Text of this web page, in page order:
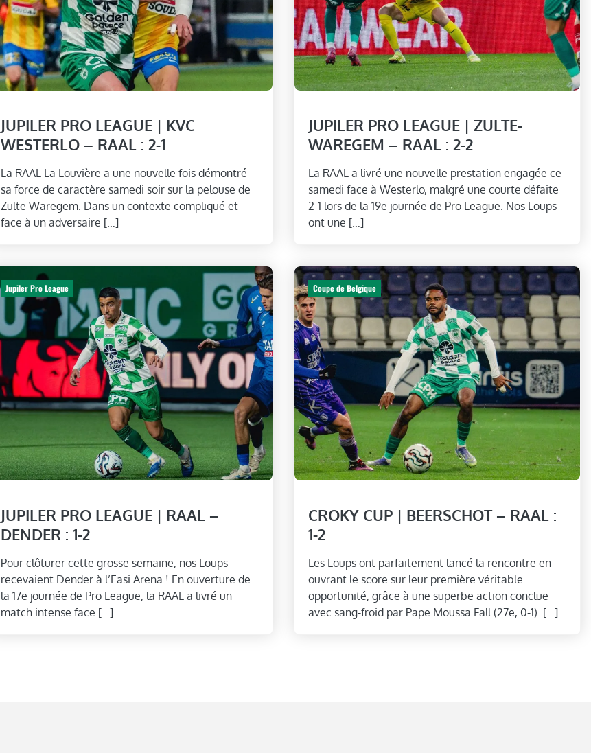
JUPILER PRO LEAGUE | KVC
WESTERLO – RAAL : 2-1
La RAAL La Louvière a une nouvelle fois démontré
sa force de caractère samedi soir sur la pelouse de
Zulte Waregem. Dans un contexte compliqué et
face à un adversaire […]
JUPILER PRO LEAGUE | ZULTE-
WAREGEM – RAAL : 2-2
La RAAL a livré une nouvelle prestation engagée ce
samedi face à Westerlo, malgré une courte défaite
2-1 lors de la 19e journée de Pro League. Nos Loups
ont une […]
Jupiler Pro League
JUPILER PRO LEAGUE | RAAL –
DENDER : 1-2
Pour clôturer cette grosse semaine, nos Loups
recevaient Dender à l’Easi Arena ! En ouverture de
la 17e journée de Pro League, la RAAL a livré un
match intense face […]
Coupe de Belgique
CROKY CUP | BEERSCHOT – RAAL :
1-2
Les Loups ont parfaitement lancé la rencontre en
ouvrant le score sur leur première véritable
opportunité, grâce à une superbe action conclue
avec sang-froid par Pape Moussa Fall (27e, 0-1). […]